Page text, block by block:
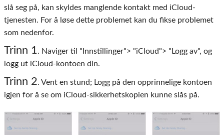
slå seg på, kan skyldes manglende kontakt med iCloud-
tjenesten. For å løse dette problemet kan du fikse problemet
som nedenfor.
Trinn 1. Naviger til "Innstillinger"> "iCloud"> "Logg av", og
logg ut iCloud-kontoen din.
Trinn 2. Vent en stund; Logg på den opprinnelige kontoen
igjen for å se om iCloud-sikkerhetskopien kunne slås på.